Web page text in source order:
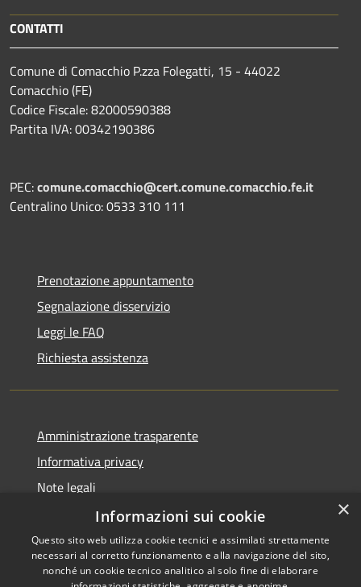
CONTATTI
Comune di Comacchio P.zza Folegatti, 15 - 44022
Comacchio (FE)
Codice Fiscale: 82000590388
Partita IVA: 00342190386
PEC:comune.comacchio@cert.comune.comacchio.fe.it
Centralino Unico: 0533 310 111
Prenotazione appuntamento
Segnalazione disservizio
Leggi le FAQ
Richiesta assistenza
Amministrazione trasparente
Informativa privacy
Note legali
Dichiarazione di accessibilità
×
Informazioni sui cookie
Questo sito web utilizza cookie tecnici e assimilati strettamente
necessari al corretto funzionamento e alla navigazione del sito,
nonché un cookie tecnico analitico al solo fine di elaborare